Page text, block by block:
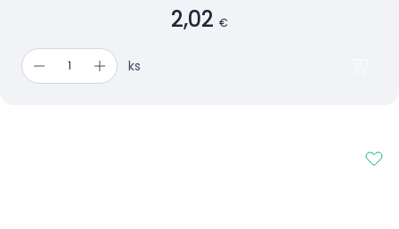
2,02 €
ks